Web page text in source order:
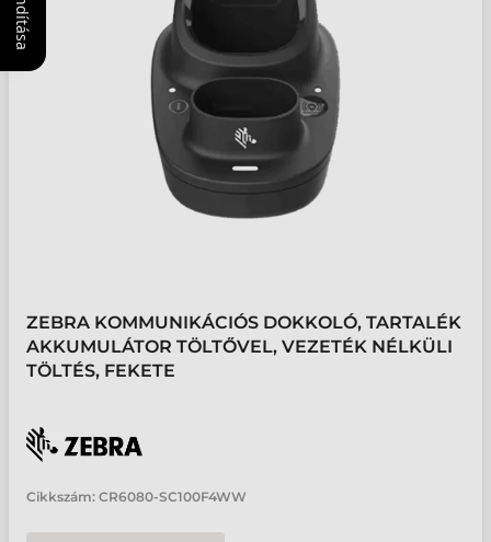
ZEBRA KOMMUNIKÁCIÓS DOKKOLÓ, TARTALÉK
AKKUMULÁTOR TÖLTŐVEL, VEZETÉK NÉLKÜLI
TÖLTÉS, FEKETE
Cikkszám: CR6080-SC100F4WW